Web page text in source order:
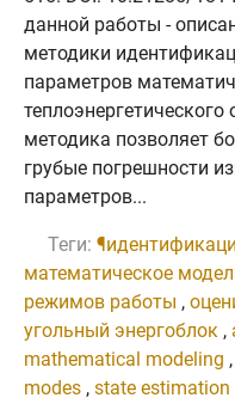
данной работы -
методики
параметров
методика позволяет
грубые погрешности
параметров...
Теги:
математическое
режимов работы ,
угольный энергоблок ,
mathematical modeling ,
modes , state estimation